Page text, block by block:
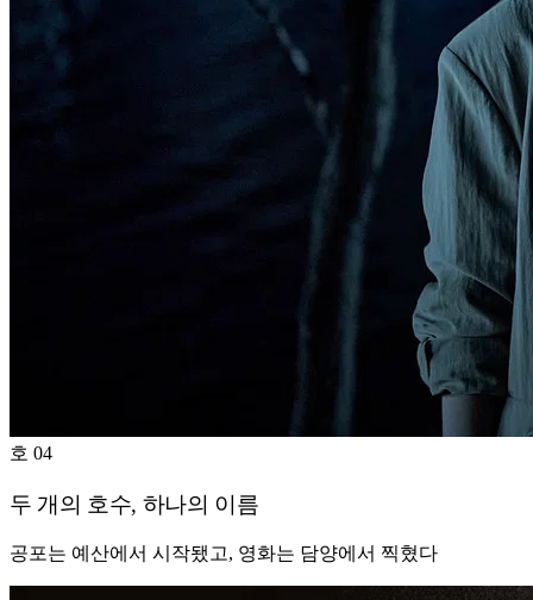
호 04
두 개의 호수, 하나의 이름
공포는 예산에서 시작됐고, 영화는 담양에서 찍혔다